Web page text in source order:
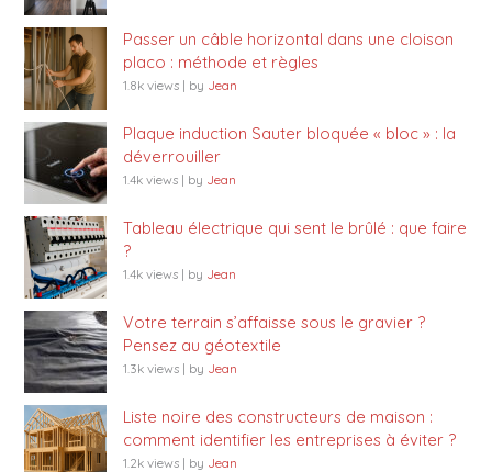
Passer un câble horizontal dans une cloison
placo : méthode et règles
1.8k views | by Jean
Plaque induction Sauter bloquée « bloc » : la
déverrouiller
1.4k views | by Jean
Tableau électrique qui sent le brûlé : que faire
?
1.4k views | by Jean
Votre terrain s’affaisse sous le gravier ?
Pensez au géotextile
1.3k views | by Jean
Liste noire des constructeurs de maison :
comment identifier les entreprises à éviter ?
1.2k views | by Jean